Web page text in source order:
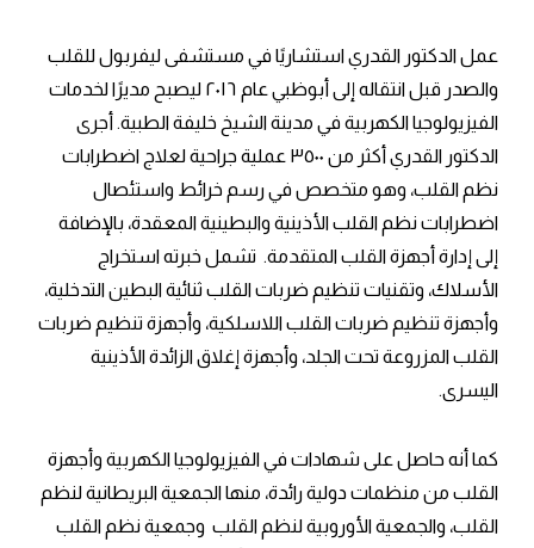
عمل الدكتور القدري استشاريًا في مستشفى ليفربول للقلب
والصدر قبل انتقاله إلى أبوظبي عام ٢٠١٦ ليصبح مديرًا لخدمات
الفيزيولوجيا الكهربية في مدينة الشيخ خليفة الطبية. أجرى
الدكتور القدري أكثر من ٣٥٠٠ عملية جراحية لعلاج اضطرابات
نظم القلب، وهو متخصص في رسم خرائط واستئصال
اضطرابات نظم القلب الأذينية والبطينية المعقدة، بالإضافة
إلى إدارة أجهزة القلب المتقدمة. تشمل خبرته استخراج
الأسلاك، وتقنيات تنظيم ضربات القلب ثنائية البطين التدخلية،
وأجهزة تنظيم ضربات القلب اللاسلكية، وأجهزة تنظيم ضربات
القلب المزروعة تحت الجلد، وأجهزة إغلاق الزائدة الأذينية
اليسرى.
كما أنه حاصل على شهادات في الفيزيولوجيا الكهربية وأجهزة
القلب من منظمات دولية رائدة، منها الجمعية البريطانية لنظم
القلب، والجمعية الأوروبية لنظم القلب وجمعية نظم القلب